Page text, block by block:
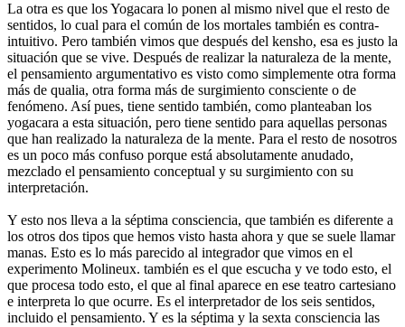
La otra es que los Yogacara lo ponen al mismo nivel que el resto de
sentidos, lo cual para el común de los mortales también es contra-
intuitivo. Pero también vimos que después del kensho, esa es justo la
situación que se vive. Después de realizar la naturaleza de la mente,
el pensamiento argumentativo es visto como simplemente otra forma
más de qualia, otra forma más de surgimiento consciente o de
fenómeno. Así pues, tiene sentido también, como planteaban los
yogacara a esta situación, pero tiene sentido para aquellas personas
que han realizado la naturaleza de la mente. Para el resto de nosotros
es un poco más confuso porque está absolutamente anudado,
mezclado el pensamiento conceptual y su surgimiento con su
interpretación.
Y esto nos lleva a la séptima consciencia, que también es diferente a
los otros dos tipos que hemos visto hasta ahora y que se suele llamar
manas. Esto es lo más parecido al integrador que vimos en el
experimento Molineux. también es el que escucha y ve todo esto, el
que procesa todo esto, el que al final aparece en ese teatro cartesiano
e interpreta lo que ocurre. Es el interpretador de los seis sentidos,
incluido el pensamiento. Y es la séptima y la sexta consciencia las